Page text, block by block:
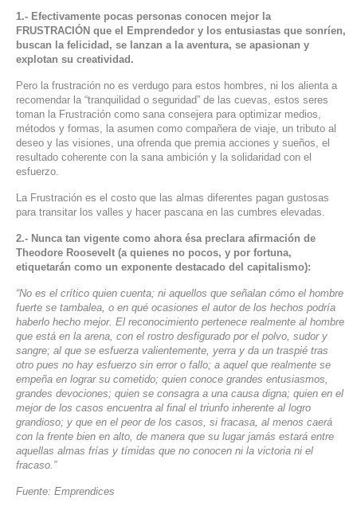
1.- Efectivamente pocas personas conocen mejor la
FRUSTRACIÓN que el Emprendedor y los entusiastas que sonríen,
buscan la felicidad, se lanzan a la aventura, se apasionan y
explotan su creatividad.
Pero la frustración no es verdugo para estos hombres, ni los alienta a
recomendar la “tranquilidad o seguridad” de las cuevas, estos seres
toman la Frustración como sana consejera para optimizar medios,
métodos y formas, la asumen como compañera de viaje, un tributo al
deseo y las visiones, una ofrenda que premia acciones y sueños, el
resultado coherente con la sana ambición y la solidaridad con el
esfuerzo.
La Frustración es el costo que las almas diferentes pagan gustosas
para transitar los valles y hacer pascana en las cumbres elevadas.
2.- Nunca tan vigente como ahora ésa preclara afirmación de
Theodore Roosevelt (a quienes no pocos, y por fortuna,
etiquetarán como un exponente destacado del capitalismo):
“No es el crítico quien cuenta; ni aquellos que señalan cómo el hombre
fuerte se tambalea, o en qué ocasiones el autor de los hechos podría
haberlo hecho mejor. El reconocimiento pertenece realmente al hombre
que está en la arena, con el rostro desfigurado por el polvo, sudor y
sangre; al que se esfuerza valientemente, yerra y da un traspié tras
otro pues no hay esfuerzo sin error o fallo; a aquel que realmente se
empeña en lograr su cometido; quien conoce grandes entusiasmos,
grandes devociones; quien se consagra a una causa digna; quien en el
mejor de los casos encuentra al final el triunfo inherente al logro
grandioso; y que en el peor de los casos, si fracasa, al menos caerá
con la frente bien en alto, de manera que su lugar jamás estará entre
aquellas almas frías y tímidas que no conocen ni la victoria ni el
fracaso.”
Fuente: Emprendices